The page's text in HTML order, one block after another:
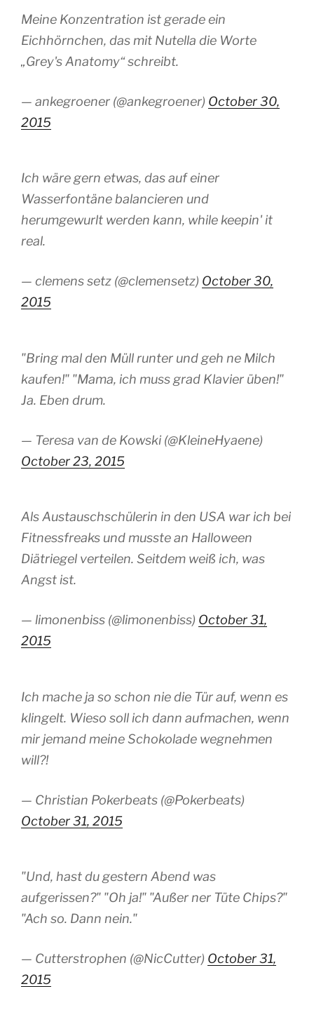
Meine Konzentration ist gerade ein
Eichhörnchen, das mit Nutella die Worte
„Grey's Anatomy“ schreibt.
— ankegroener (@ankegroener) October 30,
2015
Ich wäre gern etwas, das auf einer
Wasserfontäne balancieren und
herumgewurlt werden kann, while keepin' it
real.
— clemens setz (@clemensetz) October 30,
2015
"Bring mal den Müll runter und geh ne Milch
kaufen!" "Mama, ich muss grad Klavier üben!"
Ja. Eben drum.
— Teresa van de Kowski (@KleineHyaene)
October 23, 2015
Als Austauschschülerin in den USA war ich bei
Fitnessfreaks und musste an Halloween
Diätriegel verteilen. Seitdem weiß ich, was
Angst ist.
— limonenbiss (@limonenbiss) October 31,
2015
Ich mache ja so schon nie die Tür auf, wenn es
klingelt. Wieso soll ich dann aufmachen, wenn
mir jemand meine Schokolade wegnehmen
will?!
— Christian Pokerbeats (@Pokerbeats)
October 31, 2015
"Und, hast du gestern Abend was
aufgerissen?" "Oh ja!" "Außer ner Tüte Chips?"
"Ach so. Dann nein."
— Cutterstrophen (@NicCutter) October 31,
2015